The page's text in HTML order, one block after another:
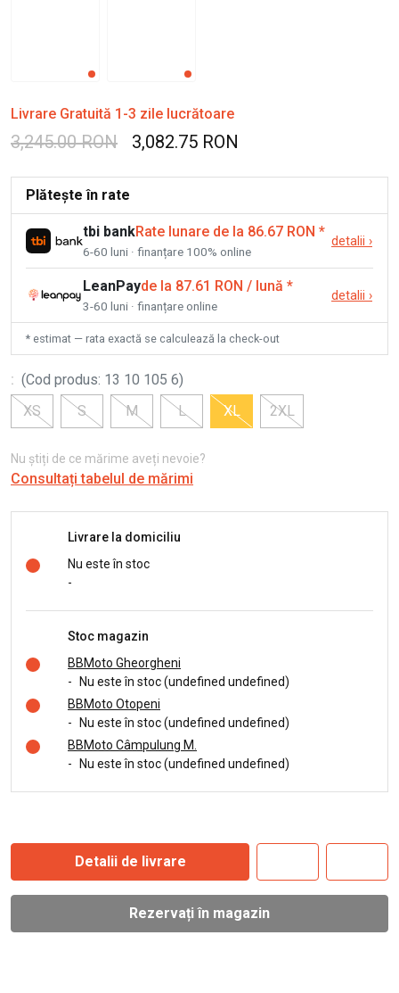
Livrare Gratuită 1-3 zile lucrătoare
3,245.00 RON 3,082.75 RON
Plătește în rate
tbi bankRate lunare de la 86.67 RON *
6-60 luni · finanțare 100% online
detalii ›
LeanPayde la 87.61 RON / lună *
3-60 luni · finanțare online
detalii ›
* estimat — rata exactă se calculează la check-out
: (Cod produs: 13 10 105 6)
XS
S M L XL 2XL
Nu știți de ce mărime aveți nevoie?
Consultați tabelul de mărimi
Livrare la domiciliu
Nu este în stoc
-
Stoc magazin
BBMoto Gheorgheni
-
Nu este în stoc (undefined undefined)
BBMoto Otopeni
-
Nu este în stoc (undefined undefined)
BBMoto Câmpulung M.
-
Nu este în stoc (undefined undefined)
Detalii de livrare
Rezervați în magazin